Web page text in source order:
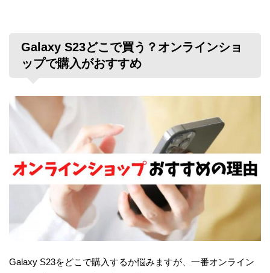
Galaxy S23どこで買う？オンラインショ
ップで購入がおすすめ
Galaxy S23をどこで購入するか悩みますが、一番オンライン